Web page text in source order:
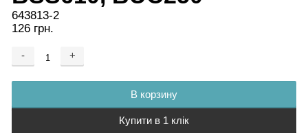
643813-2
126 грн.
- +
В корзину
Купити в 1 клік